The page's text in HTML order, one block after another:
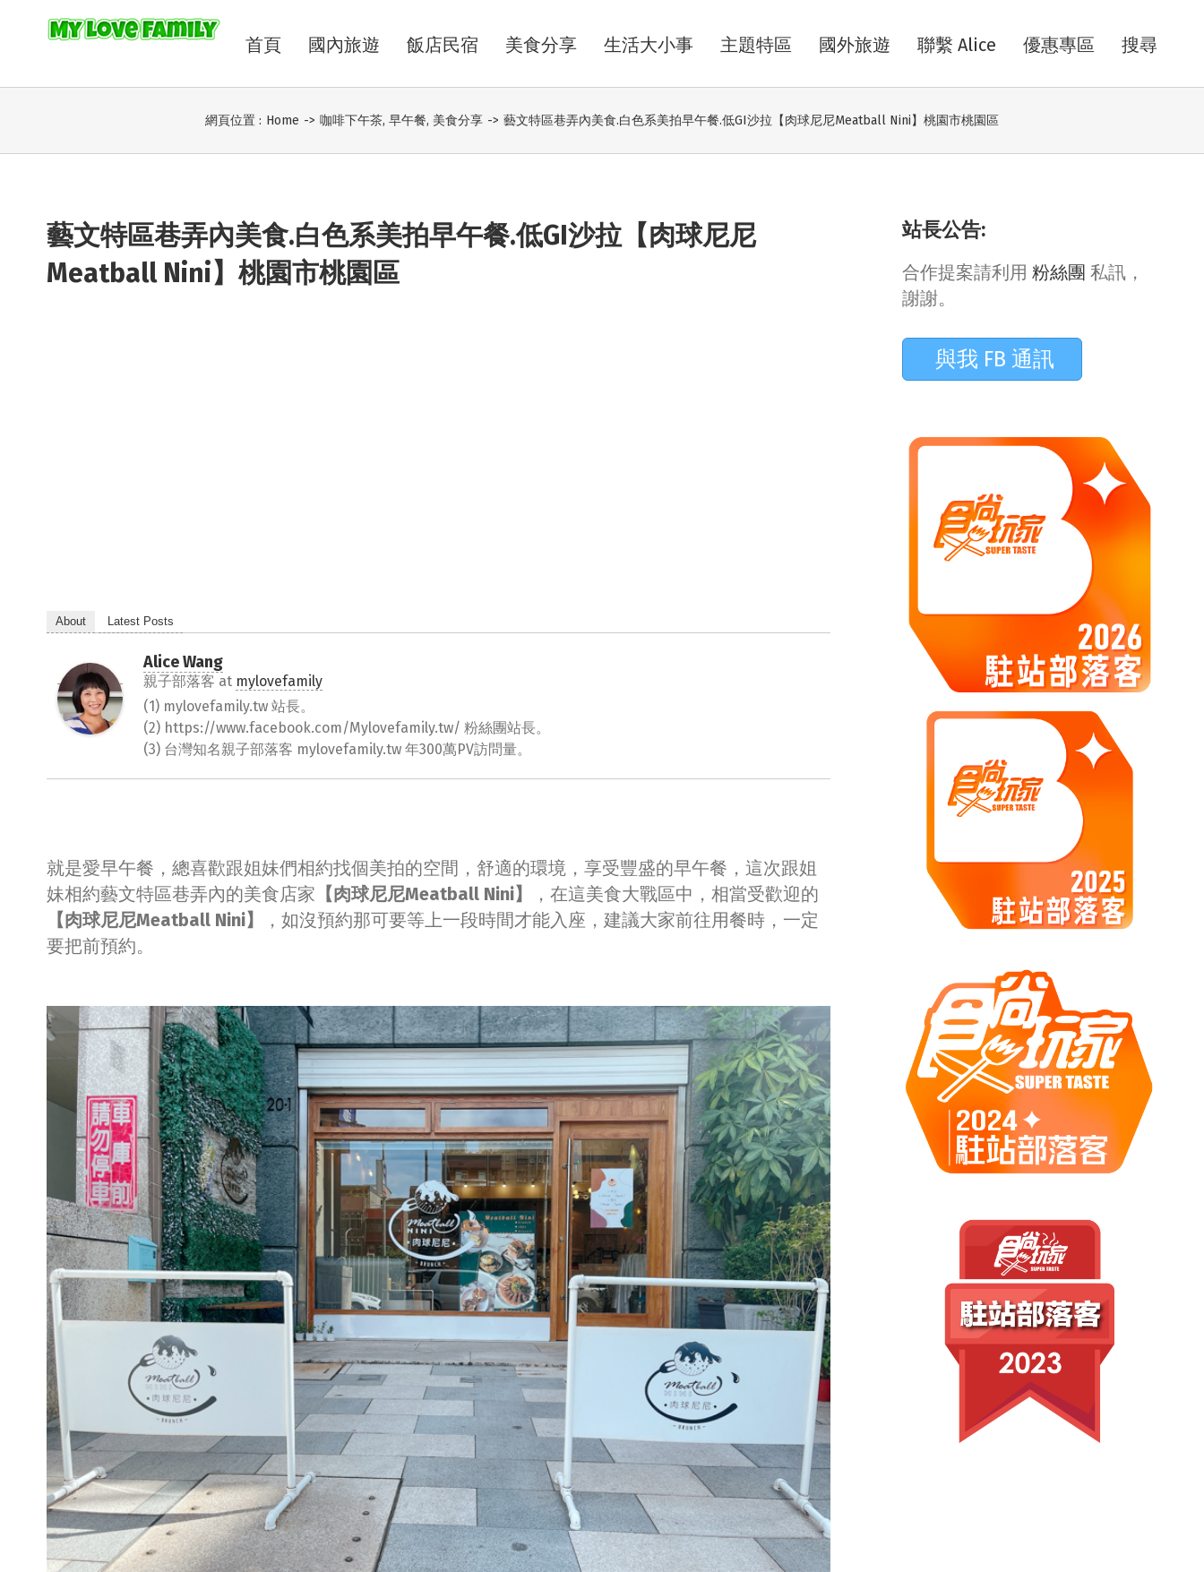
首頁 國內旅遊 飯店民宿 美食分享 生活大小事 主題特區 國外旅遊 聯繫 Alice 優惠專區 搜尋
網頁位置 : Home -> 咖啡下午茶, 早午餐, 美食分享 -> 藝文特區巷弄內美食.白色系美拍早午餐.低GI沙拉【肉球尼尼Meatball Nini】桃園市桃園區
藝文特區巷弄內美食.白色系美拍早午餐.低GI沙拉【肉球尼尼
Meatball Nini】桃園市桃園區
About Latest Posts
Alice Wang
親子部落客 at mylovefamily
(1) mylovefamily.tw 站長。
(2) https://www.facebook.com/Mylovefamily.tw/ 粉絲團站長。
(3) 台灣知名親子部落客 mylovefamily.tw 年300萬PV訪問量。
就是愛早午餐，總喜歡跟姐妹們相約找個美拍的空間，舒適的環境，享受豐盛的早午餐，這次跟姐
妹相約藝文特區巷弄內的美食店家 【肉球尼尼Meatball Nini】
，在這美食大戰區中，相當受歡迎的
【肉球尼尼Meatball Nini】
，如沒預約那可要等上一段時間才能入座，建議大家前往用餐時，一定
要把前預約。
站長公告:
合作提案請利用 粉絲團 私訊，
謝謝。
與我 FB 通訊